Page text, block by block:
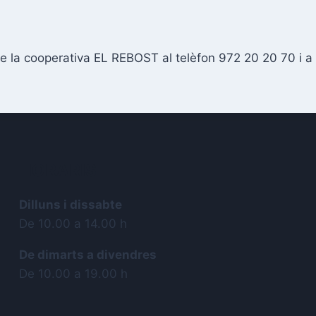
la cooperativa EL REBOST al telèfon 972 20 20 70 i
Dilluns i dissabte
De 10.00 a 14.00 h
De dimarts a divendres
De 10.00 a 19.00 h